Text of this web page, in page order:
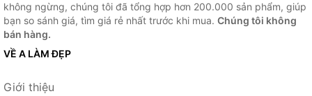
không ngừng, chúng tôi đã tổng hợp hơn 200.000 sản phẩm, giúp
bạn so sánh giá, tìm giá rẻ nhất trước khi mua. Chúng tôi không
bán hàng.
VỀ A LÀM ĐẸP
Giới thiệu